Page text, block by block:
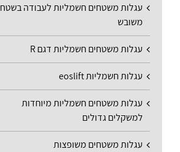
עגלות משטחים חשמליות לעבודה בשטח
משובש
עגלות משטחים חשמליות דגם R
עגלות חשמליות eoslift
עגלות משטחים חשמליות מיוחדות
למשקלים גדולים
עגלות משטחים משופצות